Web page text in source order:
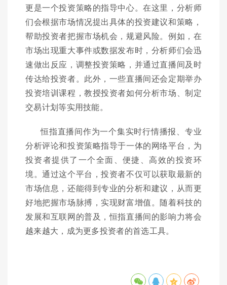
更是一个投资策略的指导中心。在这里，分析师
们会根据市场情况提出具体的投资建议和策略，
帮助投资者把握市场机会，规避风险。例如，在
市场出现重大事件或数据发布时，分析师们会迅
速做出反应，调整投资策略，并通过直播间及时
传达给投资者。此外，一些直播间还会定期举办
投资培训课程，教授投资者如何分析市场、制定
交易计划等实用技能。
恒指直播间作为一个集实时行情播报、专业
分析评论和投资策略指导于一体的网络平台，为
投资者提供了一个全面、便捷、高效的投资环
境。通过这个平台，投资者不仅可以获取最新的
市场信息，还能得到专业的分析和建议，从而更
好地把握市场脉搏，实现财富增值。随着科技的
发展和互联网的普及，恒指直播间的影响力将会
越来越大，成为更多投资者的首选工具。